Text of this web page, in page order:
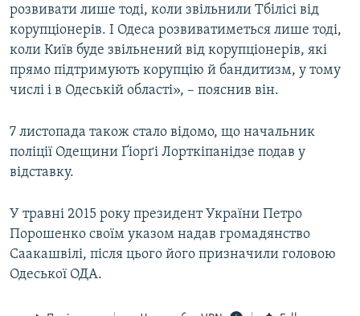
розвивати лише тоді, коли звільнили Тбілісі від
корупціонерів. І Одеса розвиватиметься лише тоді,
коли Київ буде звільнений від корупціонерів, які
прямо підтримують корупцію й бандитизм, у тому
числі і в Одеській області», – пояснив він.
7 листопада також стало відомо, що начальник
поліції Одещини Ґіорґі Лорткіпанідзе подав у
відставку.
У травні 2015 року президент України Петро
Порошенко своїм указом надав громадянство
Саакашвілі, після цього його призначили головою
Одеської ОДА.